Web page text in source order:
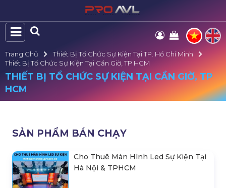
Trang Chủ
Thiết Bị Tổ Chức Sự Kiện Tại TP. Hồ Chí Minh
Thiết Bị Tổ Chức Sự Kiện Tại Cần Giờ, TP HCM
THIẾT BỊ TỔ CHỨC SỰ KIỆN TẠI CẦN GIỜ, TP
HCM
SẢN PHẨM BÁN CHẠY
Cho Thuê Màn Hình Led Sự Kiện Tại
Hà Nội & TPHCM